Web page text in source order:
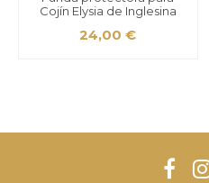
Cojín Elysia de Inglesina
24,00 €